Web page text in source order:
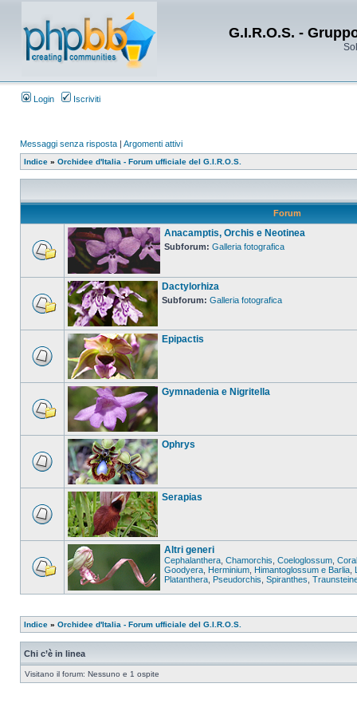
G.I.R.O.S. -
Login Iscriviti
Messaggi senza risposta | Argomenti attivi
Indice » Orchidee d'Italia - Forum ufficiale del G.I.R.O.S.
Forum
Anacamptis, Orchis e Neotinea
Subforum: Galleria fotografica
Dactylorhiza
Subforum: Galleria fotografica
Epipactis
Gymnadenia e Nigritella
Ophrys
Serapias
Altri generi
Cephalanthera Chamorchis Coeloglossum
Goodyera Herminium Himantoglossum e Barlia
Platanthera Pseudorchis Spiranthes
Indice » Orchidee d'Italia - Forum ufficiale del G.I.R.O.S.
Chi c’è in linea
Visitano il forum: Nessuno e 1 ospite